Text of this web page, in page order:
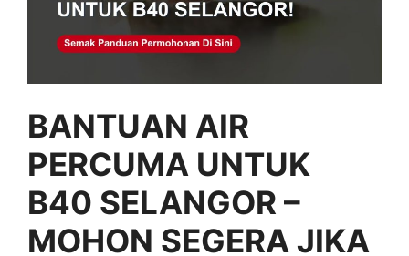
BANTUAN AIR
PERCUMA UNTUK
B40 SELANGOR –
MOHON SEGERA JIKA